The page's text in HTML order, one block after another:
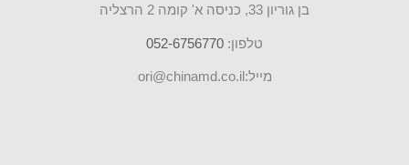
בן גוריון 33, כניסה א' קומה 2 הרצליה
טלפון: 052-6756770
מייל:ori@chinamd.co.il